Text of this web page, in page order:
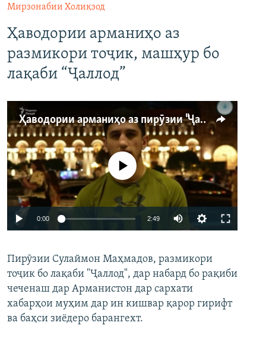
Мирзонабии Холиқзод
Ҳаводории арманиҳо аз
размикори тоҷик, машҳур бо
лақаби “Ҷаллод”
Ҳаводории арманиҳо аз пирӯзии "Ҷаллод"-и тоҷик
Auto 240p 360p 480p
720p 1080p
Феълан кор намекунад
0:00 2:49
360p
480p
Пирӯзии Сулаймон Маҳмадов, размикори
тоҷик бо лақаби "Ҷаллод", дар набард бо рақиби
чеченаш дар Арманистон дар сархати
хабарҳои муҳим дар ин кишвар қарор гирифт
ва баҳси зиёдеро барангехт.